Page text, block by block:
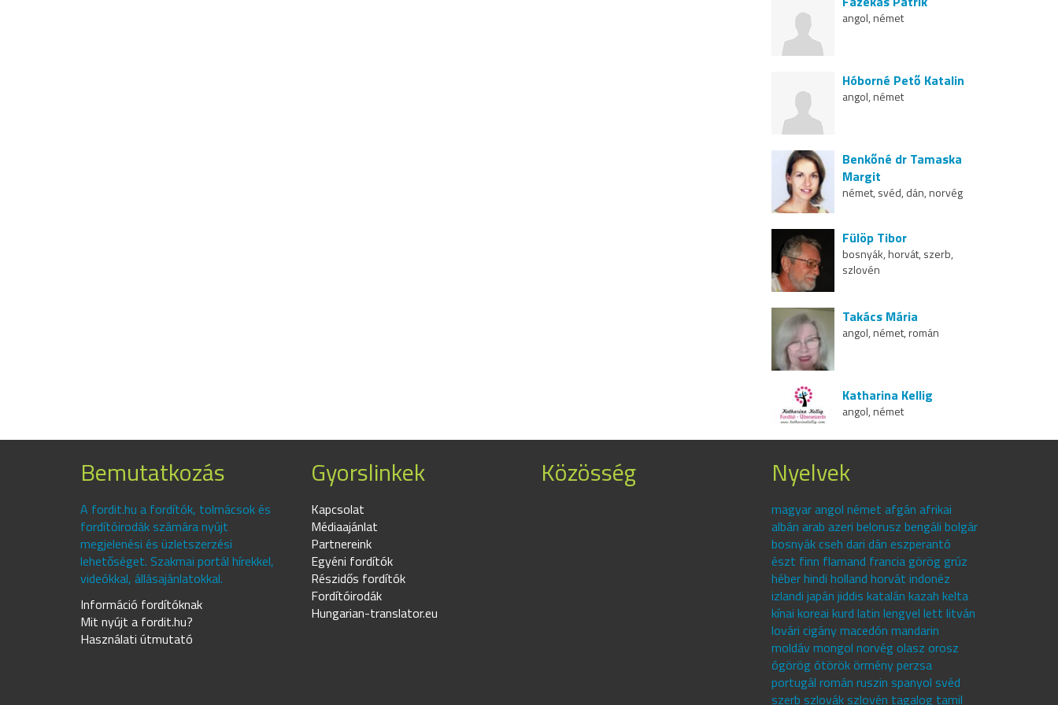
angol, német
Hóborné Pető Katalin
angol, német
Benkőné dr Tamaska
Margit
német, svéd, dán, norvég
Fülöp Tibor
bosnyák, horvát, szerb,
szlovén
Takács Mária
angol, német, román
Katharina Kellig
angol, német
Bemutatkozás
A fordit.hu a fordítók, tolmácsok és
fordítóirodák számára nyújt
megjelenési és üzletszerzési
lehetőséget. Szakmai portál hírekkel,
videókkal, állásajánlatokkal.
Információ fordítóknak
Mit nyújt a fordit.hu?
Használati útmutató
Gyorslinkek
Kapcsolat
Médiaajánlat
Partnereink
Egyéni fordítók
Részidős fordítók
Fordítóirodák
Hungarian-translator.eu
Közösség Nyelvek
magyar angol német afgán afrikai
albán arab azeri belorusz bengáli bolgár
bosnyák cseh dari dán eszperantó
észt finn flamand francia görög grúz
héber hindi holland horvát indonéz
izlandi japán jiddis katalán kazah kelta
kínai koreai kurd latin lengyel lett litván
lovári cigány macedón mandarin
moldáv mongol norvég olasz orosz
ógörög ótörök örmény perzsa
portugál román ruszin spanyol svéd
szerb szlovák szlovén tagalog tamil